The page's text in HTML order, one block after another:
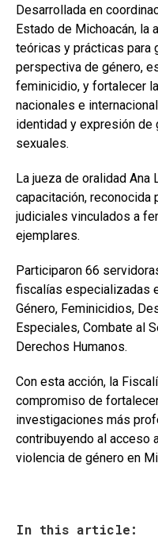
Desarrollada en
Estado de Michoacán, la
teóricas y prácticas para
perspectiva de género,
feminicidio, y fortalecer
nacionales e
identidad y expresión de
sexuales.
La jueza de oralidad Ana
capacitación, reconocida
judiciales vinculados a
ejemplares.
Participaron 66
fiscalías especializadas
Género, Feminicidios,
Especiales, Combate al
Derechos Humanos.
Con esta acción, la
compromiso de
investigaciones más
contribuyendo al acceso
violencia de género en
In this article: